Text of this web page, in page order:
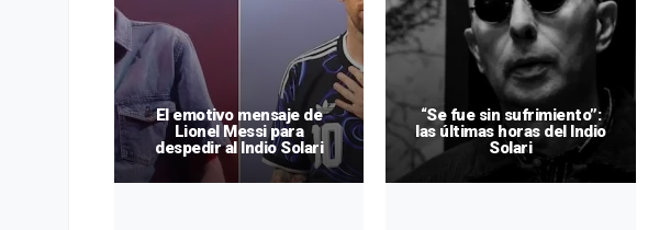
El emotivo mensaje de
Lionel Messi para
despedir al Indio Solari
“Se fue sin sufrimiento”:
las últimas horas del Indio
Solari